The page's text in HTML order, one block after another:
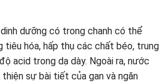
dưỡng có trong chanh có thể
tiêu hóa, hấp thụ các chất béo, trung
acid trong dạ dày. Ngoài ra, nước
sự bài tiết của gan và ngăn